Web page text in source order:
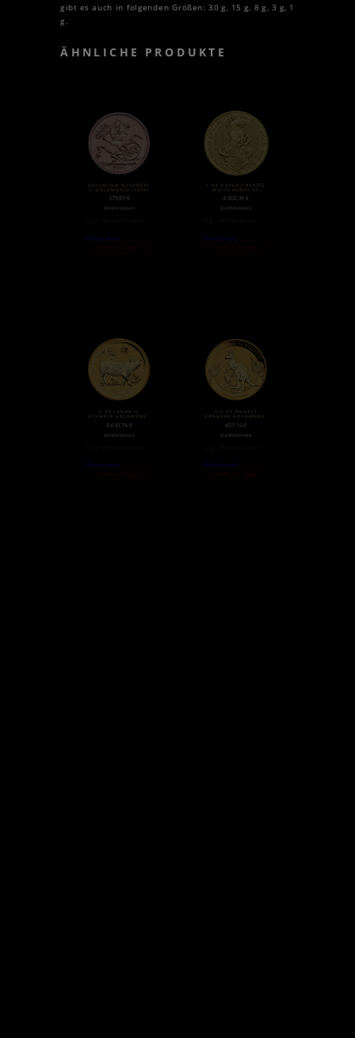
gibt es auch in folgenden Größen: 30 g, 15 g, 8 g, 3 g, 1
g.
ÄHNLICHE PRODUKTE
SOVEREIGN ELISABETH
II GOLDMÜNZE (2020)
379,87 €
Goldmünzen
Weiterlesen
Nicht auf Lager
1 OZ QUEEN’S BEASTS
WHITE HORSE OF
(2020)
4.302,39€
Goldmünzen
Weiterlesen
Nicht auf Lager
2 OZ LUNAR II
SCHWEIN GOLDMÜNZE
3.610,74 €
Goldmünzen
Weiterlesen
Nicht auf Lager
1/4 OZ NUGGET
KÄNGURU GOLDMÜNZE
457,16€
Goldmünzen
Weiterlesen
Nicht auf Lager